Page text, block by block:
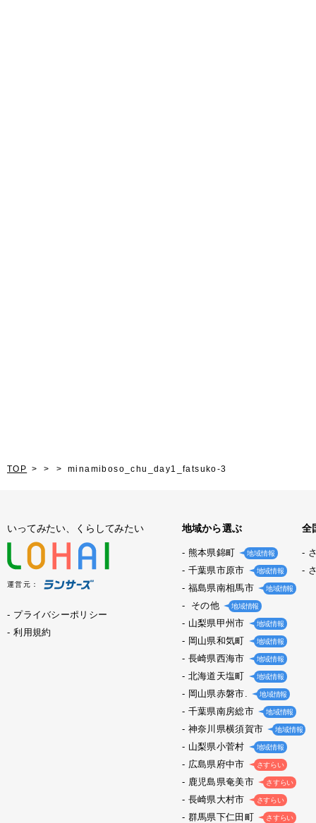
TOP minamiboso_chu_day1_fatsuko-3
いってみたい、くらしてみたい
運営元：
プライバシーポリシー
利用規約
地域から選ぶ
熊本県錦町 地域情報
千葉県市原市 地域情報
福島県南相馬市 地域情報
その他 地域情報
山梨県甲州市 地域情報
岡山県和気町 地域情報
長崎県西海市 地域情報
北海道天塩町 地域情報
岡山県赤磐市. 地域情報
千葉県南房総市 地域情報
神奈川県横須賀市 地域情報
山梨県小菅村 地域情報
広島県府中市 さすらい
鹿児島県奄美市 さすらい
長崎県大村市 さすらい
群馬県下仁田町 さすらい
全